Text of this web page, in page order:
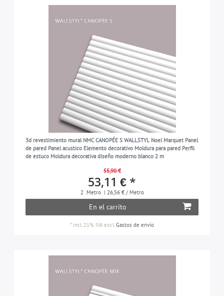
3d revestimiento mural NMC CANOPÉE S WALLSTYL Noel Marquet Panel
de pared Panel acustico Elemento decorativo Moldura para pared Perfil
de estuco Moldura decorativa diseño moderno blanco 2 m
55,90 €
53,11 € *
2 Metro | 26,56 € / Metro
En el carrito
* incl. 21% IVA excl.Gastos de envío